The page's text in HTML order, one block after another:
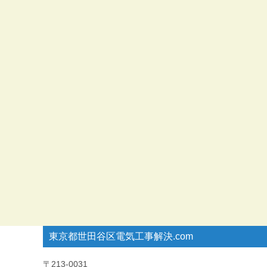
東京都世田谷区電気工事解決.com
〒213-0031